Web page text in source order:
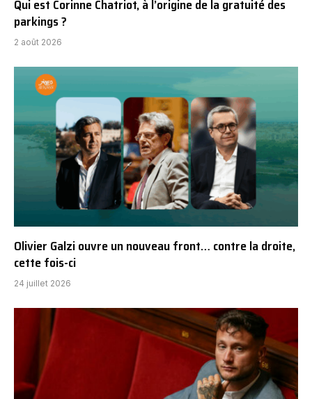
Qui est Corinne Chatriot, à l’origine de la gratuité des
parkings ?
2 août 2026
Olivier Galzi ouvre un nouveau front… contre la droite,
cette fois-ci
24 juillet 2026